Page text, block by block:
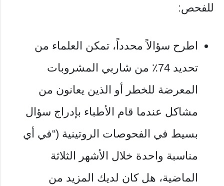
للفحص:
اطرح سؤالاً محدداً، تمكن العلماء من
تحديد 74٪ من شاربي المشروبات
المعرضة للخطر أو الذين يعانون من
مشاكل عندما قام الأطباء بإدراج سؤال
بسيط في الفحوصات الروتينية (“في أي
مناسبة واحدة خلال الأشهر الثلاثة
الماضية، هل كان لديك المزيد من